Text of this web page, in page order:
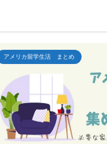
アメリカ留学生活 まとめ